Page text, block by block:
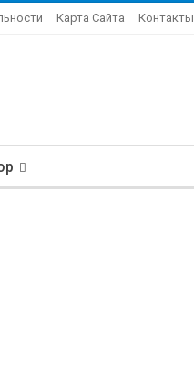
Карта Сайта Контакты